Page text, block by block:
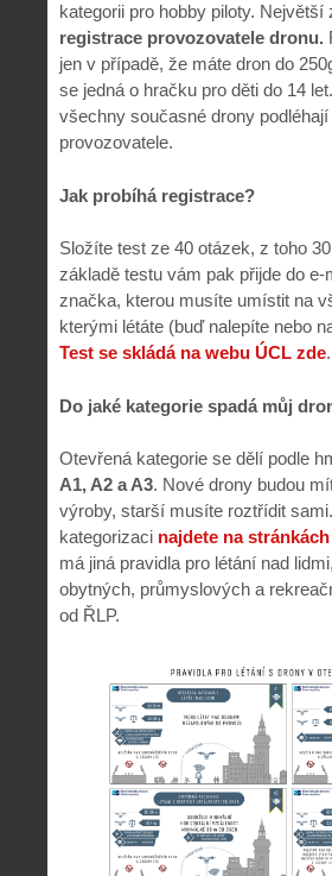
kategorii pro hobby piloty.
registrace provozovatele dronu.
jen v případě, že máte dron do
se jedná o hračku pro děti do 14
všechny současné drony
provozovatele.
Jak probíhá registrace?
Složíte test ze 40 otázek, z toho
základě testu vám pak přijde do
značka, kterou musíte umístit na
kterými létáte (buď nalepíte nebo
Test se skládá na webu ÚCL zde.
Do jaké kategorie spadá můj
Otevřená kategorie se dělí podle
A1, A2 a A3. Nové drony budou
výroby, starší musíte roztřídit
kategorizaci najdete na
má jiná pravidla pro létání nad
obytných, průmyslových a
od ŘLP.